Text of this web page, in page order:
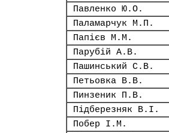
Павленко Ю.О.
Паламарчук М.П.
Папієв М.М.
Парубій А.В.
Пашинський С.В.
Петьовка В.В.
Пинзеник П.В.
Підберезняк В.І.
Побер І.М.